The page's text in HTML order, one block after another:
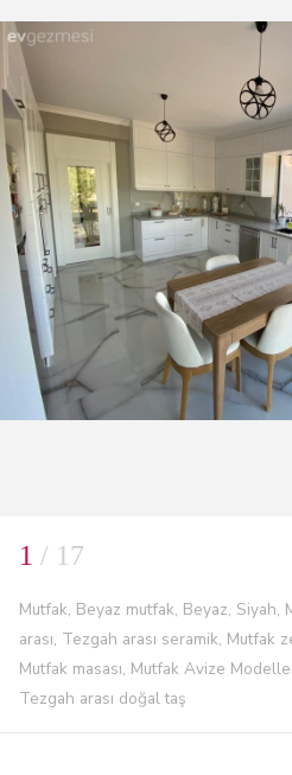
1 / 17
Mutfak, Beyaz mutfak, Beyaz, Siyah,
arası, Tezgah arası seramik, Mutfak
Mutfak masası, Mutfak Avize
Tezgah arası doğal taş